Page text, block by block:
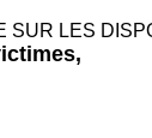
LES